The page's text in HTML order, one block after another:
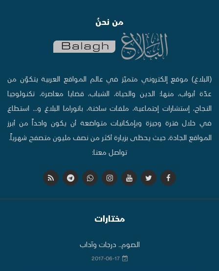
من نحنُ
(البلاغ) موقع إلكتروني متميّز في عالم المواقع العربية يتكوّن من
عدّة أبواب، منها: الدين والحياة، الشباب، قضايا معاصرة، تكنولوجيا
النجاح، إستشارات إجتماعية، ملفات ساخنة، بانوراما البلاغ و... استطاع
في خلال فترة وجيزة وبإمكانيات متواضعة أن يكون واحداً من أبرز
المواقع الجادة، حيث يحظى بزيارة أكثر من نصف مليون متصفح شهرياً.
تواصل معنا:
مختارات
الصوم.. درجات وآداب
2017-06-17